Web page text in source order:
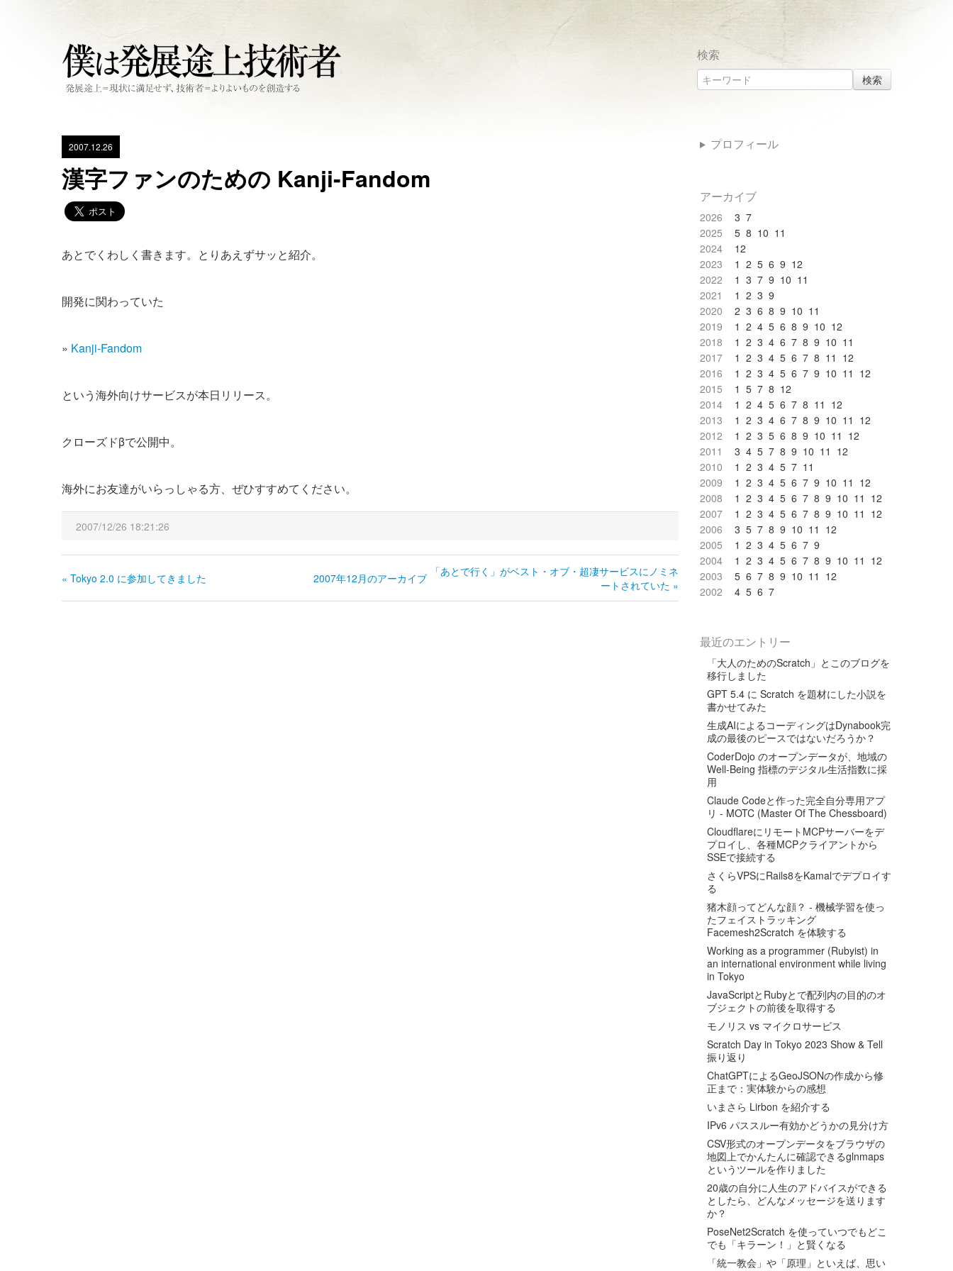
2007.12.26
漢字ファンのための Kanji-Fandom
あとでくわしく書きます。とりあえずサッと紹介。
開発に関わっていた
» Kanji-Fandom
という海外向けサービスが本日リリース。
クローズドβで公開中。
海外にお友達がいらっしゃる方、ぜひすすめてください。
2007/12/26 18:21:26
« Tokyo 2.0 に参加してきました 2007年12月のアーカイブ
「あとで行く」がベスト・オブ・超凄サービスにノミネ
ートされていた »
検索
検索
プロフィール
アーカイブ
2026 3 7
2025
5 8 10 11
2024
12
2023
1 2 5 6 9 12
2022
1 3 7 9 10 11
2021
1 2 3 9
2020
2 3 6 8 9 10 11
2019
1 2 4 5 6 8 9 10 12
2018
1 2 3 4 6 7 8 9 10 11
2017
1 2 3 4 5 6 7 8 11 12
2016
1 2 3 4 5 6 7 9 10 11 12
2015
1 5 7 8 12
2014
1 2 4 5 6 7 8 11 12
2013
1 2 3 4 6 7 8 9 10 11 12
2012
1 2 3 5 6 8 9 10 11 12
2011
3 4 5 7 8 9 10 11 12
2010
1 2 3 4 5 7 11
2009
1 2 3 4 5 6 7 9 10 11 12
2008
1 2 3 4 5 6 7 8 9 10 11 12
2007
1 2 3 4 5 6 7 8 9 10 11 12
2006
3 5 7 8 9 10 11 12
2005
1 2 3 4 5 6 7 9
2004
1 2 3 4 5 6 7 8 9 10 11 12
2003
5 6 7 8 9 10 11 12
2002
4 5 6 7
最近のエントリー
「大人のためのScratch」とこのブログを
移行しました
GPT 5.4 に Scratch を題材にした小説を
書かせてみた
生成AIによるコーディングはDynabook完
成の最後のピースではないだろうか？
CoderDojo のオープンデータが、地域の
Well-Being 指標のデジタル生活指数に採
用
Claude Codeと作った完全自分専用アプ
リ - MOTC (Master Of The Chessboard)
CloudflareにリモートMCPサーバーをデ
プロイし、各種MCPクライアントから
SSEで接続する
さくらVPSにRails8をKamalでデプロイす
る
猪木顔ってどんな顔？ - 機械学習を使っ
たフェイストラッキング
Facemesh2Scratch を体験する
Working as a programmer (Rubyist) in
an international environment while living
in Tokyo
JavaScriptとRubyとで配列内の目的のオ
ブジェクトの前後を取得する
モノリス vs マイクロサービス
Scratch Day in Tokyo 2023 Show & Tell
振り返り
ChatGPTによるGeoJSONの作成から修
正まで：実体験からの感想
いまさら Lirbon を紹介する
IPv6 パススルー有効かどうかの見分け方
CSV形式のオープンデータをブラウザの
地図上でかんたんに確認できるglnmaps
というツールを作りました
20歳の自分に人生のアドバイスができる
としたら、どんなメッセージを送ります
か？
PoseNet2Scratch を使っていつでもどこ
でも「キラーン！」と賢くなる
「統一教会」や「原理」といえば、思い